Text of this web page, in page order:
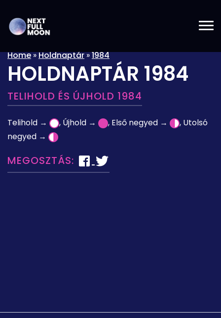
Home»Holdnaptár»1984
HOLDNAPTÁR 1984
TELIHOLD ÉS ÚJHOLD 1984
Telihold → , Újhold → , Első negyed →
, Utolsó
negyed →
MEGOSZTÁS: